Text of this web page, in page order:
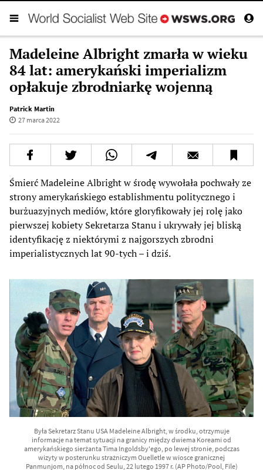
Madeleine Albright zmarła w wieku
84 lat: amerykański imperializm
opłakuje zbrodniarkę wojenną
Patrick Martin
27 marca 2022
Śmierć Madeleine Albright w środę wywołała pochwały ze
strony amerykańskiego establishmentu politycznego i
burżuazyjnych mediów, które gloryfikowały jej rolę jako
pierwszej kobiety Sekretarza Stanu i ukrywały jej bliską
identyfikację z niektórymi z najgorszych zbrodni
imperialistycznych lat 90-tych – i dziś.
Była Sekretarz Stanu USA Madeleine Albright, w środku, otrzymuje
informacje na temat sytuacji na granicy między dwiema Koreami od
amerykańskiego sierżanta Tima Ingoldsby'ego, po lewej stronie, podczas
wizyty w posterunku strażniczym Ouelletle w wiosce granicznej
Panmunjom, na północ od Seulu, 22 lutego 1997 r. (AP Photo/Pool, File)